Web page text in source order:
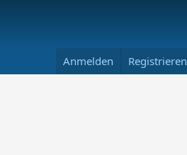
Anmelden Registrieren